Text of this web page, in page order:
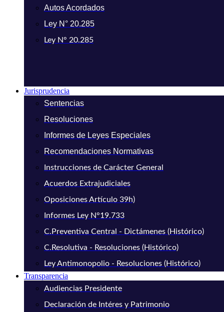
Autos Acordados
Ley N° 20.285
Ley N° 20.285
Jurisprudencia
Sentencias
Resoluciones
Informes de Leyes Especiales
Recomendaciones Normativas
Instrucciones de Carácter General
Acuerdos Extrajudiciales
Oposiciones Artículo 39h)
Informes Ley N°19.733
C.Preventiva Central - Dictámenes (Histórico)
C.Resolutiva - Resoluciones (Histórico)
Ley Antimonopolio - Resoluciones (Histórico)
Transparencia
Audiencias Presidente
Declaración de Intéres y Patrimonio